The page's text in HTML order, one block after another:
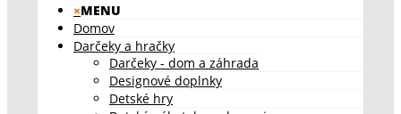
×MENU
Domov
Darčeky a hračky
Darčeky - dom a záhrada
Designové doplnky
Detské hry